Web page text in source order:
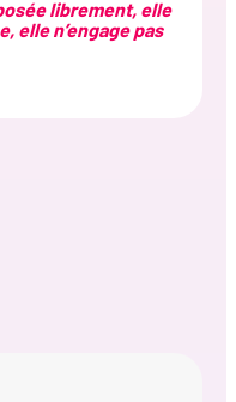
librement, elle
elle n’engage pas